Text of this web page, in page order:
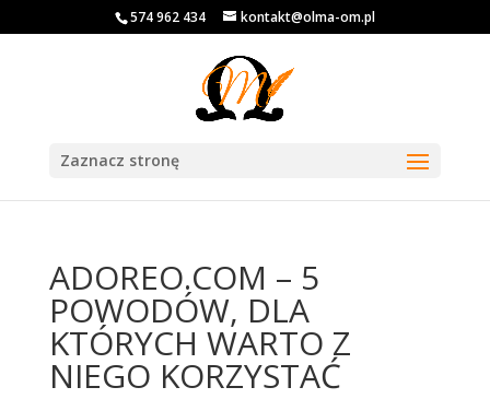
574 962 434 kontakt@olma-om.pl
Zaznacz stronę
ADOREO.COM – 5
POWODÓW, DLA
KTÓRYCH WARTO Z
NIEGO KORZYSTAĆ